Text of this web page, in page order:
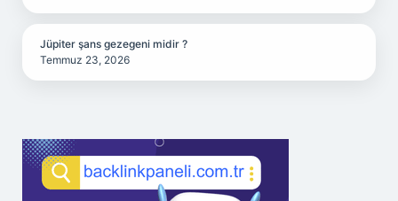
Jüpiter şans gezegeni midir ?
Temmuz 23, 2026